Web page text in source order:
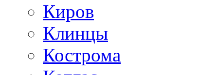
Киров
Клинцы
Кострома